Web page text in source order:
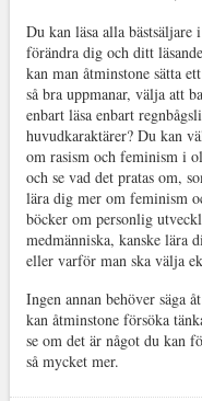
Du kan läsa alla bästsäljare
förändra dig och ditt
kan man åtminstone sätta
så bra uppmanar, välja att
enbart läsa enbart
huvudkaraktärer? Du kan
om rasism och feminism i
och se vad det pratas om,
lära dig mer om feminism
böcker om personlig
medmänniska, kanske lära
eller varför man ska välja
Ingen annan behöver säga
kan åtminstone försöka
se om det är något du kan
så mycket mer.